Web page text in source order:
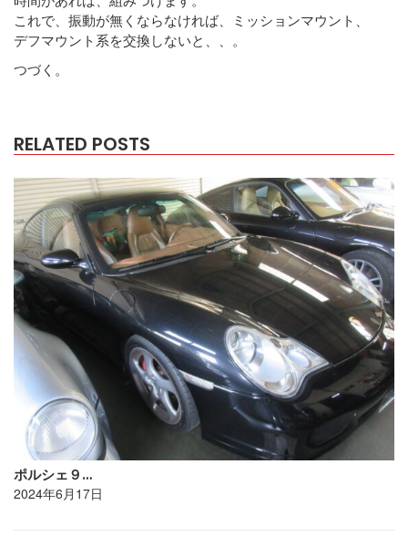
これで、振動が無くならなければ、ミッションマウント、
デフマウント系を交換しないと、、。
つづく。
RELATED POSTS
ポルシェ９…
2024年6月17日